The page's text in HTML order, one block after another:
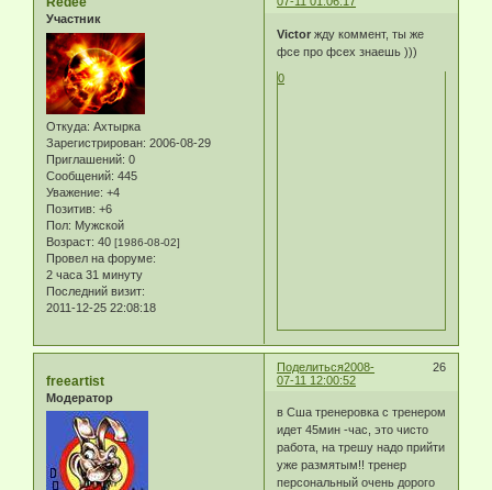
Участник
Откуда: Ахтырка
Зарегистрирован: 2006-08-29
Приглашений: 0
Сообщений: 445
Уважение: +4
Позитив: +6
Пол: Мужской
Возраст: 40 [1986-08-02]
Провел на форуме:
2 часа 31 минуту
Последний визит:
2011-12-25 22:08:18
Victor жду коммент, ты же
фсе про фсех знаешь )))
0
Поделиться 26
2008-
07-11 12:00:52
freeartist
Модератор
в Сша тренеровка с тренером
идет 45мин -час, это чисто
работа, на трешу надо прийти
уже размятым!! тренер
персональный очень дорого